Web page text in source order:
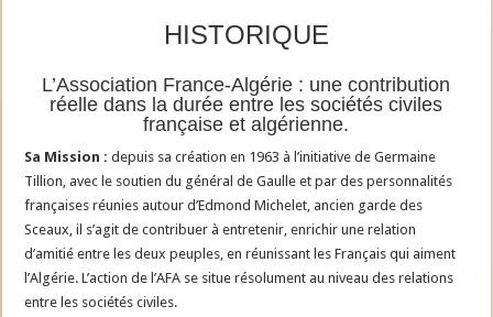
HISTORIQUE
L’Association France-Algérie : une contribution
réelle dans la durée entre les sociétés civiles
française et algérienne.
Sa Mission : depuis sa création en 1963 à l’initiative de Germaine
Tillion, avec le soutien du général de Gaulle et par des personnalités
françaises réunies autour d’Edmond Michelet, ancien garde des
Sceaux, il s’agit de contribuer à entretenir, enrichir une relation
d’amitié entre les deux peuples, en réunissant les Français qui aiment
l’Algérie. L’action de l’AFA se situe résolument au niveau des relations
entre les sociétés civiles.